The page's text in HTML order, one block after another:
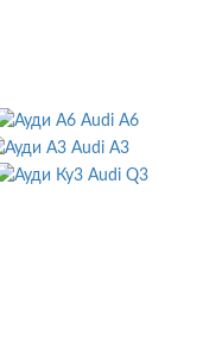
Audi A6
Audi A3
Audi Q3